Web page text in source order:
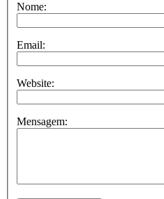
Nome:
Email:
Website:
Mensagem: